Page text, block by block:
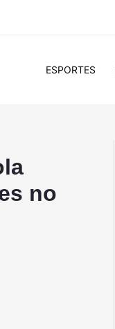
ESPORTES
no